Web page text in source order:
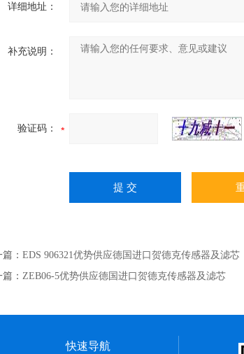
详细地址：
补充说明：
验证码：
： EDS 906321优势供应德国进口贺德克传感器及滤芯
： ZEB06-5优势供应德国进口贺德克传感器及滤芯
快速导航